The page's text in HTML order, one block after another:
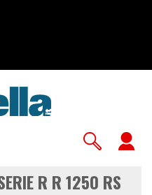
R R 1250 RS